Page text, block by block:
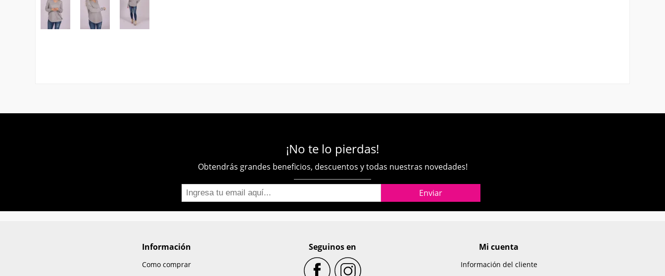
¡No te lo pierdas!
Obtendrás grandes beneficios, descuentos y todas nuestras novedades!
Información
Como comprar
Seguinos en Mi cuenta
Información del cliente